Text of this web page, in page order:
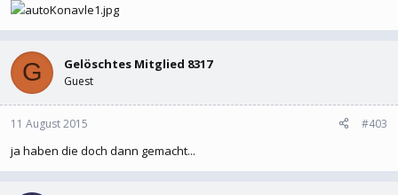
G Gelöschtes Mitglied 8317
Guest
11 August 2015 #403
ja haben die doch dann gemacht...